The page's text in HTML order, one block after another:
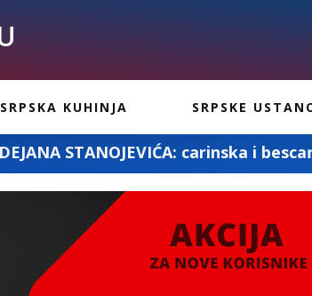
SRPSKA KUHINJA SRPSKE
carinska i bescarinska roba